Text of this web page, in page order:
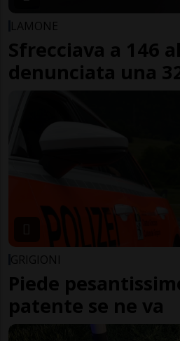
LAMONE
Sfrecciava a 146
denunciata una
GRIGIONI
Piede
patente se ne va